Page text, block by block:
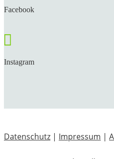
Facebook

Instagram
Datenschutz | Impressum |